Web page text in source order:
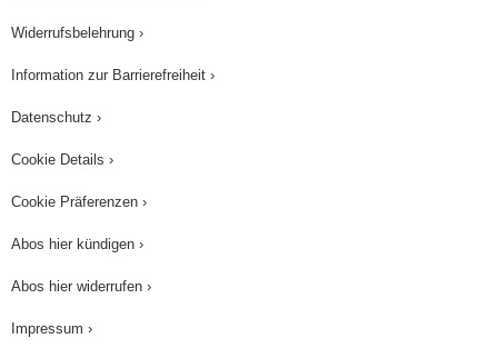
Widerrufsbelehrung ›
Information zur Barrierefreiheit ›
Datenschutz ›
Cookie Details ›
Cookie Präferenzen ›
Abos hier kündigen ›
Abos hier widerrufen ›
Impressum ›